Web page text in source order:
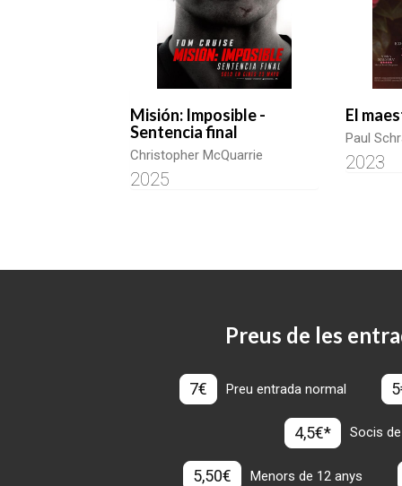
Misión: Imposible -
Sentencia final
Christopher McQuarrie
2025
El
Paul
2023
Preus de les
7€ Preu entrada normal
4,5€* Socis
5,50€ Menors de 12 anys